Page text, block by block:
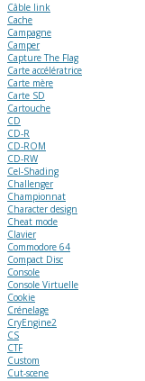
Câble link
Cache
Campagne
Camper
Capture The Flag
Carte accélératrice
Carte mère
Carte SD
Cartouche
CD
CD-R
CD-ROM
CD-RW
Cel-Shading
Challenger
Championnat
Character design
Cheat mode
Clavier
Commodore 64
Compact Disc
Console
Console Virtuelle
Cookie
Crénelage
CryEngine2
CS
CTF
Custom
Cut-scene